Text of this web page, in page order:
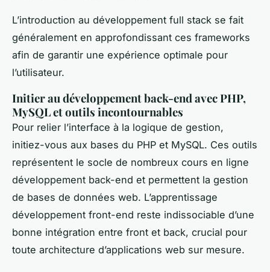
L’introduction au développement full stack se fait
généralement en approfondissant ces frameworks
afin de garantir une expérience optimale pour
l’utilisateur.
Initier au développement back-end avec PHP,
MySQL et outils incontournables
Pour relier l’interface à la logique de gestion,
initiez-vous aux bases du PHP et MySQL. Ces outils
représentent le socle de nombreux cours en ligne
développement back-end et permettent la gestion
de bases de données web. L’apprentissage
développement front-end reste indissociable d’une
bonne intégration entre front et back, crucial pour
toute architecture d’applications web sur mesure.